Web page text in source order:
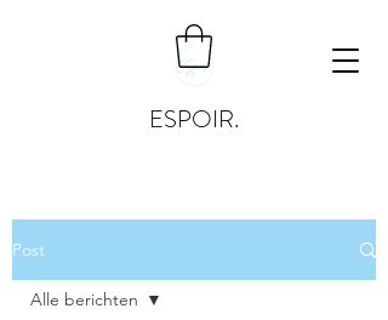
ESPOIR.
Post
Alle berichten